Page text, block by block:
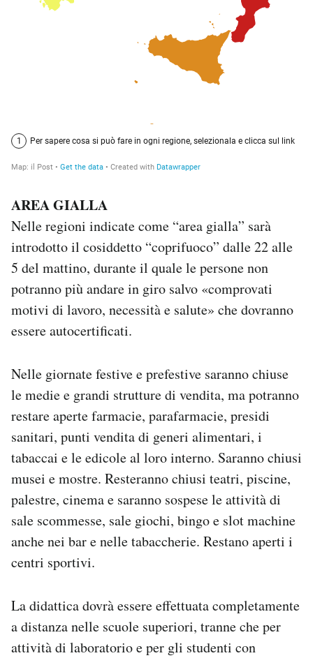
AREA GIALLA
Nelle regioni indicate come “area gialla” sarà
introdotto il cosiddetto “coprifuoco” dalle 22 alle
5 del mattino, durante il quale le persone non
potranno più andare in giro salvo «comprovati
motivi di lavoro, necessità e salute» che dovranno
essere autocertificati.
Nelle giornate festive e prefestive saranno chiuse
le medie e grandi strutture di vendita, ma potranno
restare aperte farmacie, parafarmacie, presidi
sanitari, punti vendita di generi alimentari, i
tabaccai e le edicole al loro interno. Saranno chiusi
musei e mostre. Resteranno chiusi teatri, piscine,
palestre, cinema e saranno sospese le attività di
sale scommesse, sale giochi, bingo e slot machine
anche nei bar e nelle tabaccherie. Restano aperti i
centri sportivi.
La didattica dovrà essere effettuata completamente
a distanza nelle scuole superiori, tranne che per
attività di laboratorio e per gli studenti con